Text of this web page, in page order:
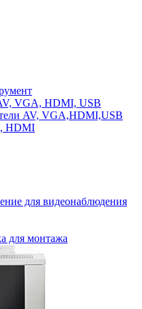
VGA, HDMI, USB
AV, VGA,HDMI,USB
HDMI
для видеонаблюдения
для монтажа